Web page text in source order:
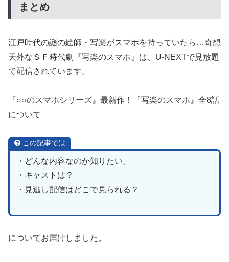
まとめ
江戸時代の謎の絵師・写楽がスマホを持っていたら…奇想
天外なＳＦ時代劇『写楽のスマホ』は、U-NEXTで見放題
で配信されています。
『○○のスマホシリーズ』最新作！『写楽のスマホ』全8話
について
この記事では
・どんな内容なのか知りたい。
・キャストは？
・見逃し配信はどこで見られる？
についてお届けしました。